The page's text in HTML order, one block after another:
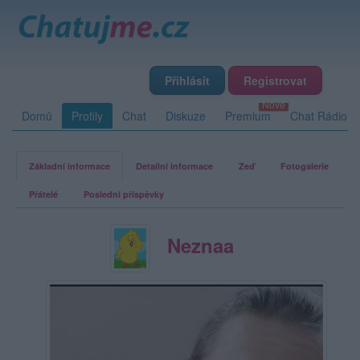
Přihlásit Registrovat
Domů Profily Chat Diskuze Premium Chat Rádio
Základní informace Detailní informace Zeď Fotogalerie
Přátelé Poslední příspěvky
Neznaa